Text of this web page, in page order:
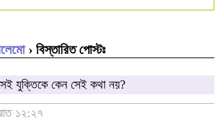
› বিস্তারিত পোস্টঃ
যুক্তিকে কেন সেই কথা নয়?
১২:২৭